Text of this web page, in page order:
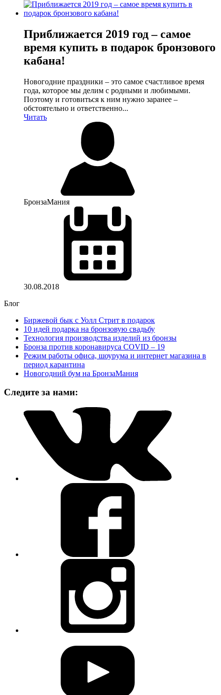
Приближается 2019 год – самое
время купить в подарок бронзового
кабана!
Новогодние праздники – это самое счастливое время
года, которое мы делим с родными и любимыми.
Поэтому и готовиться к ним нужно заранее –
обстоятельно и ответственно...
Читать
БронзаМания
30.08.2018
Блог
Биржевой бык с Уолл Стрит в подарок
10 идей подарка на бронзовую свадьбу
Технология производства изделий из бронзы
Бронза против коронавируса COVID – 19
Режим работы офиса, шоурума и интернет магазина в
период карантина
Новогодний бум на БронзаМания
Следите за нами: